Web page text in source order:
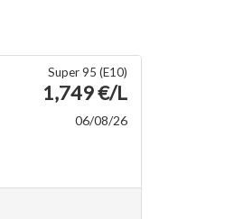
Super 95 (E10)
1,749 €/L
06/08/26